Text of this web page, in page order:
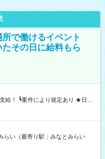
で働けるイベント
その日に給料もら
その日に現金GET♪ お仕事後はコ
ます！ 【試用期間】試
らい（最寄り駅：みなとみらい